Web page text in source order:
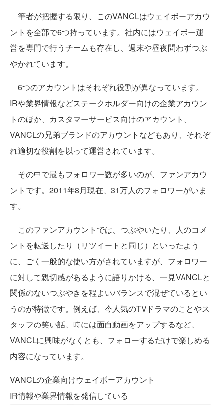
筆者が把握する限り、このVANCLはウェイボーアカウ
ントを全部で6つ持っています。社内にはウェイボー運
営を専門で行うチームも存在し、週末や昼夜問わずつぶ
やかれています。
6つのアカウントはそれぞれ役割が異なっています。
IRや業界情報などステークホルダー向けの企業アカウン
トのほか、カスタマーサービス向けのアカウント、
VANCLの兄弟ブランドのアカウントなどもあり、それぞ
れ適切な役割を以って運営されています。
その中で最もフォロワー数が多いのが、ファンアカウ
ントです。2011年8月現在、31万人のフォロワーがいま
す。
このファンアカウントでは、つぶやいたり、人のコメ
ントを転送したり（リツイートと同じ）といったよう
に、ごく一般的な使い方がされていますが、フォロワー
に対して親切感があるように語りかける、一見VANCLと
関係のないつぶやきを程よいバランスで混ぜているとい
うのが特徴です。例えば、今人気のTVドラマのことやス
タッフの笑い話、時には面白動画をアップするなど、
VANCLに興味がなくとも、フォローするだけで楽しめる
内容になっています。
VANCLの企業向けウェイボーアカウント
IR情報や業界情報を発信している